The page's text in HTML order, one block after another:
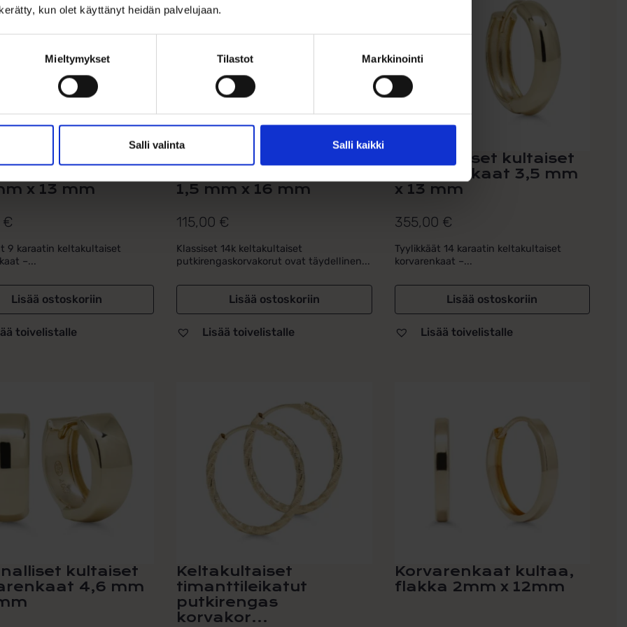
kun olet käyttänyt heidän palvelujaan.
Mieltymykset Tilastot Markkinointi
Salli valinta Salli kaikki
x 13 mm
€
9 karaatin keltakultaiset
–...
Lisää ostoskoriin
toivelistalle
1,5 mm x 16 mm
115,00 €
Klassiset 14k keltakultaiset
putkirengaskorvakorut ovat täydellinen...
Lisää ostoskoriin
Lisää toivelistalle
Saranalliset kultaiset
korvarenkaat 3,5 mm
x 13 mm
355,00 €
Tyylikkäät 14 karaatin keltakultaiset
korvarenkaat –...
Lisää ostoskoriin
Lisää toivelistalle
kultaiset
4,6 mm
Keltakultaiset
timanttileikatut
putkirengas
korvakor...
Korvarenkaat kultaa,
flakka 2mm x 12mm